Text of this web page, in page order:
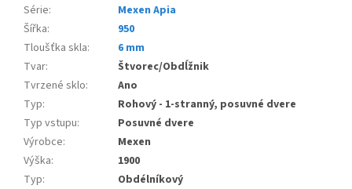
Série:
Mexen Apia
Šířka:
950
Tloušťka skla:
6 mm
Tvar:
Štvorec/Obdĺžnik
Tvrzené sklo:
Ano
Typ:
Rohový - 1-stranný, posuvné dvere
Typ vstupu:
Posuvné dvere
Výrobce:
Mexen
Výška:
1900
Typ:
Obdélníkový